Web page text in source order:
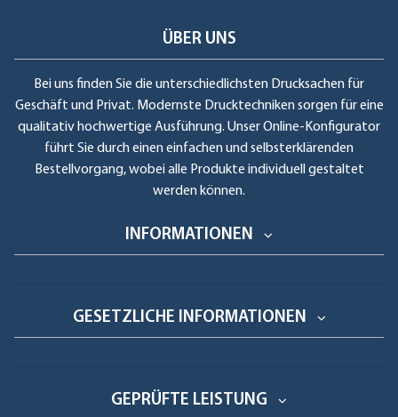
ÜBER UNS
Bei uns finden Sie die unterschiedlichsten Drucksachen für
Geschäft und Privat. Modernste Drucktechniken sorgen für eine
qualitativ hochwertige Ausführung. Unser Online-Konfigurator
führt Sie durch einen einfachen und selbsterklärenden
Bestellvorgang, wobei alle Produkte individuell gestaltet
werden können.
INFORMATIONEN
GESETZLICHE INFORMATIONEN
GEPRÜFTE LEISTUNG